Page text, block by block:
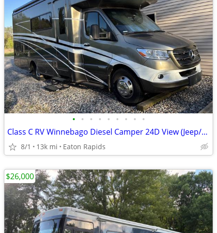
• • • • • • • • •
Class C RV Winnebago Diesel Camper 24D View (Jeep/Tow Package Option)
8/1 13k mi Eaton Rapids
$26,000